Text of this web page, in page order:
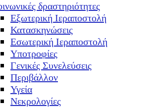
δραστηριότητες
Εξωτερική Ιεραποστολή
Κατασκηνώσεις
Εσωτερική Ιεραποστολή
Υποτροφίες
Γενικές Συνελεύσεις
Περιβάλλον
Υγεία
Νεκρολογίες